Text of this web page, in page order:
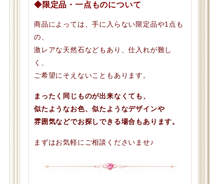
◆限定品・一点ものについて
商品によっては、手に入らない限定品や1点も
の、
激レアな天然石などもあり、仕入れが難し
く、
ご希望にそえないこともあります。
まったく同じものが出来なくても、
似たようなお色、似たようなデザインや
雰囲気などでお探しできる場合もあります。
まずはお気軽にご相談くださいませ♪